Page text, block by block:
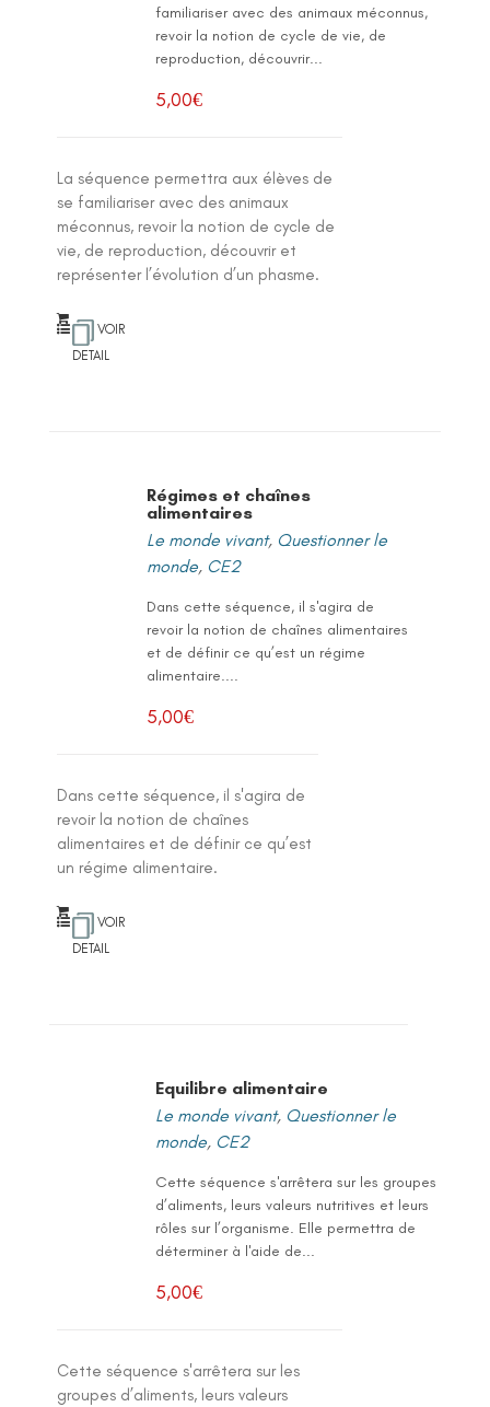
familiariser avec des animaux méconnus,
revoir la notion de cycle de vie, de
reproduction, découvrir...
5,00€
La séquence permettra aux élèves de
se familiariser avec des animaux
méconnus, revoir la notion de cycle de
vie, de reproduction, découvrir et
représenter l’évolution d’un phasme.
VOIR
DETAIL
Régimes et chaînes
alimentaires
Le monde vivant, Questionner le
monde, CE2
Dans cette séquence, il s'agira de
revoir la notion de chaînes alimentaires
et de définir ce qu’est un régime
alimentaire....
5,00€
Dans cette séquence, il s'agira de
revoir la notion de chaînes
alimentaires et de définir ce qu’est
un régime alimentaire.
VOIR
DETAIL
Equilibre alimentaire
Le monde vivant, Questionner le
monde, CE2
Cette séquence s'arrêtera sur les groupes
d’aliments, leurs valeurs nutritives et leurs
rôles sur l’organisme. Elle permettra de
déterminer à l'aide de...
5,00€
Cette séquence s'arrêtera sur les
groupes d’aliments, leurs valeurs